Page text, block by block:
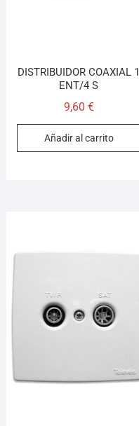
DISTRIBUIDOR COAXIAL 1
ENT/4 S
9,60 €
Añadir al carrito